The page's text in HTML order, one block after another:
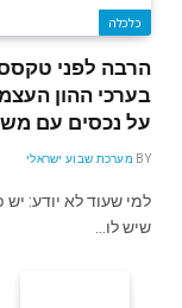
כלכלה
הרבה לפני טקסס
על נכסים עם
BY מערכת שבוע ישראלי
למי שעוד לא יודע: יש
שיש לו…